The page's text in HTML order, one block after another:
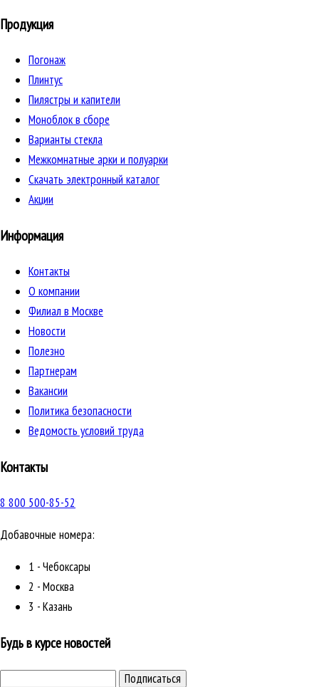
Продукция
Погонаж
Плинтус
Пилястры и капители
Моноблок в сборе
Варианты стекла
Межкомнатные арки и полуарки
Скачать электронный каталог
Акции
Информация
Контакты
О компании
Филиал в Москве
Новости
Полезно
Партнерам
Вакансии
Политика безопасности
Ведомость условий труда
Контакты
8 800 500-85-52
Добавочные номера:
1 - Чебоксары
2 - Москва
3 - Казань
Будь в курсе новостей
Подписаться